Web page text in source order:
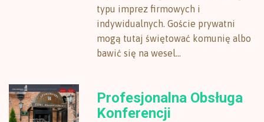
typu imprez firmowych i
indywidualnych. Goście prywatni
mogą tutaj świętować komunię albo
bawić się na wesel...
Profesjonalna Obsługa
Konferencji